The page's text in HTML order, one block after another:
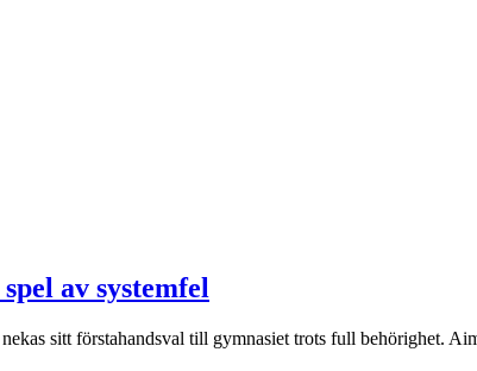
av systemfel
sitt förstahandsval till gymnasiet trots full behörighet.